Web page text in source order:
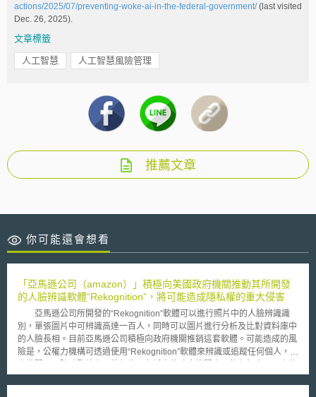
actions/2025/07/preventing-woke-ai-in-the-federal-government/(last visited
Dec. 26, 2025).
文章標籤
人工智慧 人工智慧風險管理
推薦文章
你可能還會想看
「亞馬遜公司（amazon）」積極向美國政府機關推動其所開發
的人臉辨識軟體“Rekognition”，將可能造成隱私權的重大侵害
亞馬遜公司所開發的“Rekognition”軟體可以進行照片中的人臉辨識識
別，單張圖片中可辨識高達一百人，同時可以圖片進行分析及比對資料庫中
的人臉長相。目前亞馬遜公司積極向政府機關推銷這套軟體。可能造成的風
險是，公權力機構可透過使用“Rekognition”軟體來辨識或追蹤任何個人，警
狀況下隨時查看人口居住狀況，尤有甚者，美國移民及海關執法局